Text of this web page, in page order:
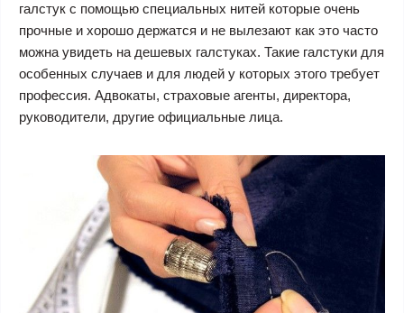
галстук с помощью специальных нитей которые очень
прочные и хорошо держатся и не вылезают как это часто
можна увидеть на дешевых галстуках. Такие галстуки для
особенных случаев и для людей у которых этого требует
профессия. Адвокаты, страховые агенты, директора,
руководители, другие официальные лица.